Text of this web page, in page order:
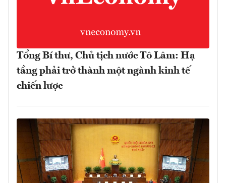
Tổng Bí thư, Chủ tịch nước Tô Lâm: Hạ
tầng phải trở thành một ngành kinh tế
chiến lược